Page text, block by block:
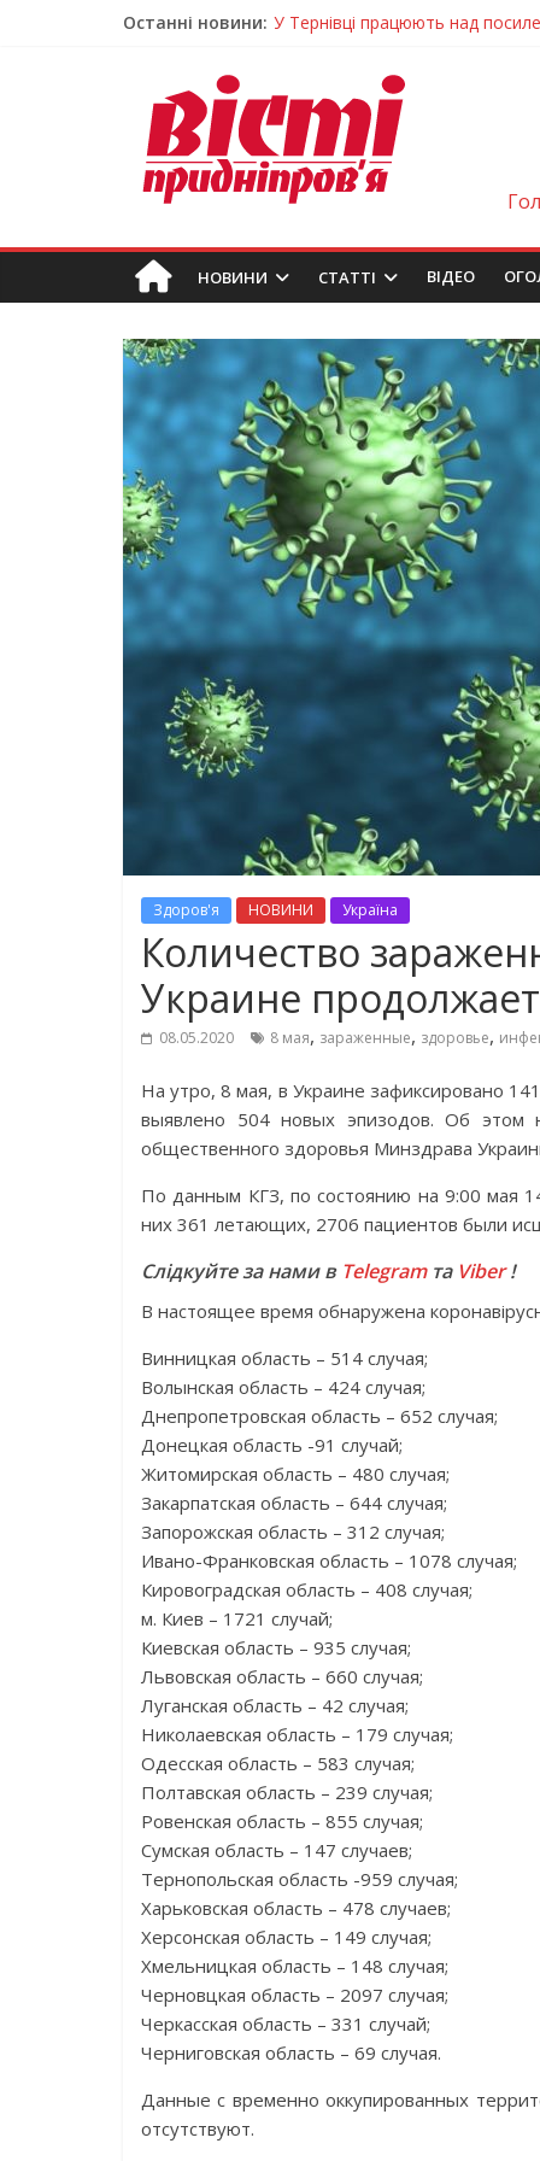
Останні новини: На Дніпропетровщині різко
Світлові рішення майстрів із
На Дніпропетровщині
У Тернівці працюють над
НОВИНИ СТАТТІ ВIДЕО
Здоров'я НОВИНИ Україна
Количество
Украине
08.05.2020 8 мая, зараженные, здоровье,
На утро, 8 мая, в Украине зафиксировано
выявлено 504 новых эпизодов. Об этом
общественного здоровья Минздрава
По данным КГЗ, по состоянию на 9:00 мая
них 361 летающих, 2706 пациентов были
Слідкуйте за нами в Telegramта Viber!
В настоящее время обнаружена
Винницкая область – 514 случая;
Волынская область – 424 случая;
Днепропетровская область – 652 случая;
Донецкая область -91 случай;
Житомирская область – 480 случая;
Закарпатская область – 644 случая;
Запорожская область – 312 случая;
Ивано-Франковская область – 1078 случая;
Кировоградская область – 408 случая;
м. Киев – 1721 случай;
Киевская область – 935 случая;
Львовская область – 660 случая;
Луганская область – 42 случая;
Николаевская область – 179 случая;
Одесская область – 583 случая;
Полтавская область – 239 случая;
Ровенская область – 855 случая;
Сумская область – 147 случаев;
Тернопольская область -959 случая;
Харьковская область – 478 случаев;
Херсонская область – 149 случая;
Хмельницкая область – 148 случая;
Черновцкая область – 2097 случая;
Черкасская область – 331 случай;
Черниговская область – 69 случая.
Данные с временно оккупированных
отсутствуют.